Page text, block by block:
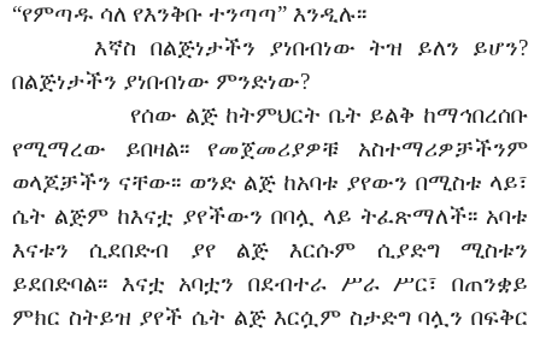
“የምጣዱ ሳለ የእንቅቡ ተንጣጣ” እንዲሉ፡፡
እኛስ በልጅነታችን ያነበብነው ትዝ ይለን ይሆን?
በልጅነታችን ያነበብነው ምንድነው?
የሰው ልጅ ከትምህርት ቤት ይልቅ ከማኅበረሰቡ
የሚማረው ይበዛል፡፡ የመጀመሪያዎቹ አስተማሪዎቻችንም
ወላጆቻችን ናቸው፡፡ ወንድ ልጅ ከአባቱ ያየውን በሚስቱ ላይ፣
ሴት ልጅም ከእናቷ ያየችውን በባሏ ላይ ትፈጽማለች፡፡ አባቱ
እናቱን ሲደበድብ ያየ ልጅ እርሱም ሲያድግ ሚስቱን
ይደበድባል፡፡ እናቷ አባቷን በደብተራ ሥራ ሥር፣ በጠንቋይ
ምክር ስትይዝ ያየች ሴት ልጅ እርሷም ስታድግ ባሏን በፍቅር